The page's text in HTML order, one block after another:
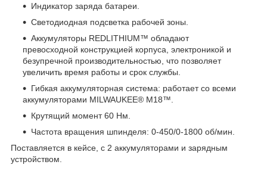
Индикатор заряда батареи.
Светодиодная подсветка рабочей зоны.
Аккумуляторы REDLITHIUM™ обладают
превосходной конструкцией корпуса, электроникой и
безупречной производительностью, что позволяет
увеличить время работы и срок службы.
Гибкая аккумуляторная система: работает со всеми
аккумуляторами MILWAUKEE® М18™.
Крутящий момент 60 Нм.
Частота вращения шпинделя: 0-450/0-1800 об/мин.
Поставляется в кейсе, с 2 аккумуляторами и зарядным
устройством.